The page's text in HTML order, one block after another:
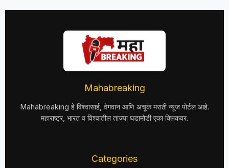
Mahabreaking
Mahabreaking हे विश्वासार्ह, वेगवान आणि अचूक मराठी न्यूज पोर्टल आहे.
महाराष्ट्र, भारत व विश्वातील ताज्या घडामोडी एका क्लिकवर.
Categories